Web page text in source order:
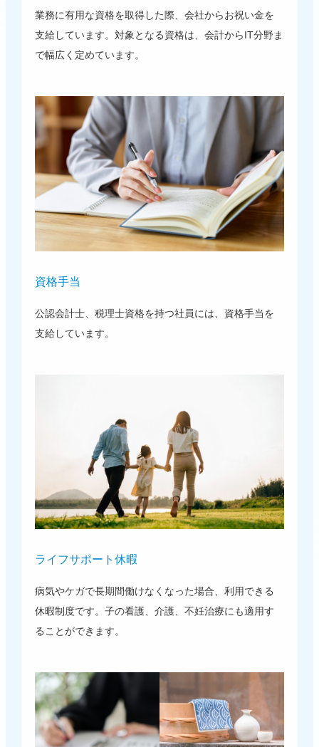
業務に有用な資格を取得した際、会社からお祝い金を
支給しています。対象となる資格は、会計からIT分野ま
で幅広く定めています。
資格手当
公認会計士、税理士資格を持つ社員には、資格手当を
支給しています。
ライフサポート休暇
病気やケガで長期間働けなくなった場合、利用できる
休暇制度です。子の看護、介護、不妊治療にも適用す
ることができます。